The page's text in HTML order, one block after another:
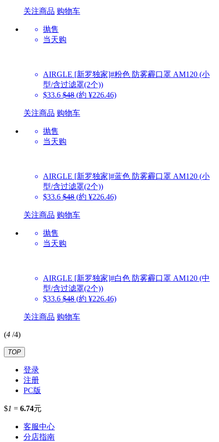
关注商品 购物车
抛售
当天购
AIRGLE [新罗独家]#粉色 防雾霾口罩 AM120 (小
型/含过滤罩(2个))
$33.6 $48 (約 ¥226.46)
关注商品 购物车
抛售
当天购
AIRGLE [新罗独家]#蓝色 防雾霾口罩 AM120 (小
型/含过滤罩(2个))
$33.6 $48 (約 ¥226.46)
关注商品 购物车
抛售
当天购
AIRGLE [新罗独家]#白色 防雾霾口罩 AM120 (中
型/含过滤罩(2个))
$33.6 $48 (約 ¥226.46)
关注商品 购物车
(4 /4)
TOP
登录
注册
PC版
$1 = 6.74元
客服中心
分店指南